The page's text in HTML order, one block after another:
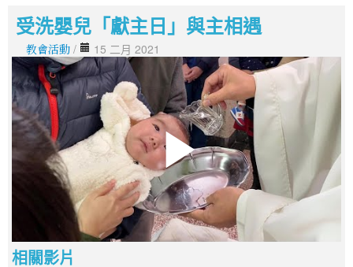
受洗嬰兒「獻主日」與主相遇
教會活動 / 15 二月 2021
相關影片